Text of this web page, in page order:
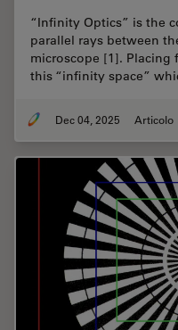
“Infinity Optics” is the
parallel rays between
microscope [1].
this “infinity space”
Dec 04, 2025 Articolo